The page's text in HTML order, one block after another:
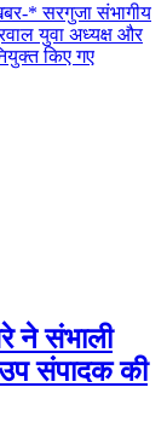
* सरगुजा संभागीय
युवा अध्यक्ष और
किए गए
ने संभाली
संपादक की